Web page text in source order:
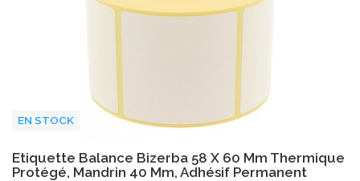
EN STOCK
Etiquette Balance Bizerba 58 X 60 Mm Thermique
Protégé, Mandrin 40 Mm, Adhésif Permanent